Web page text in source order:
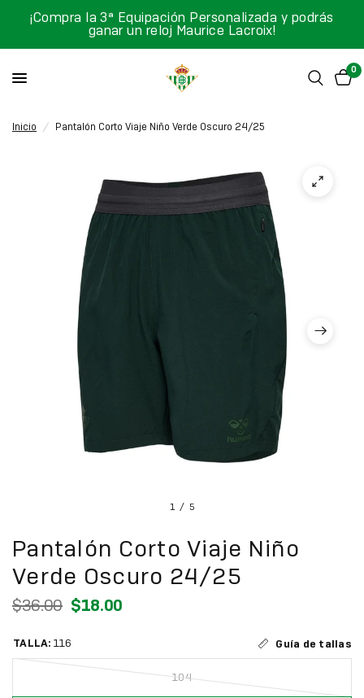
¡Compra la 3ª Equipación Personalizada y podrás
ganar un reloj Maurice Lacroix!
0
Inicio / Pantalón Corto Viaje Niño Verde Oscuro 24/25
1 / 5
Pantalón Corto Viaje Niño
Verde Oscuro 24/25
$36.00 $18.00
TALLA: 116 Guía de tallas
104